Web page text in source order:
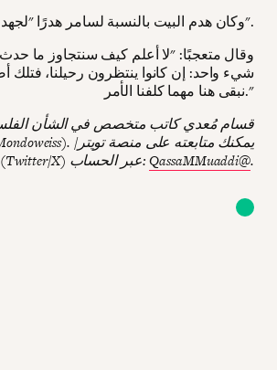
وكان هدم البيت بالنسبة لسامر هدرًا "لجهد عمر كامل".
وقال متعجبًا: "لا أعلم كيف سنتجاوز ما
شيء واحد: إن كانوا ينتظرون رحيلنا،
نبقى هنا مهما كلفنا الأمر."
قسام مُعدي كاتب متخصص في الشأن
إكس (Twitter/X) عبر الحساب:QassaMMuaddi@.